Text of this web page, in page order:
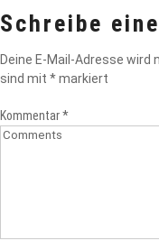
Schreibe
Deine E-Mail-Adresse
sind mit *markiert
Kommentar*